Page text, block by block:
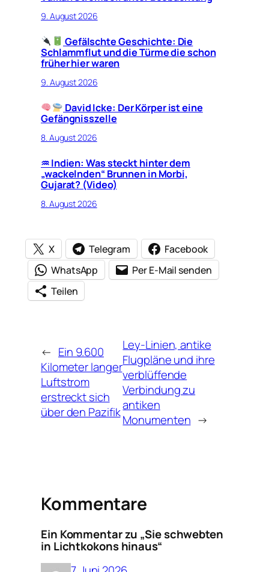
9. August 2026
Gefälschte Geschichte: Die
Schlammflut und die Türme die schon
früher hier waren
9. August 2026
David Icke: Der Körper ist eine
Gefängnisszelle
8. August 2026
♒︎ Indien: Was steckt hinter dem
„wackelnden“ Brunnen in Morbi,
Gujarat? (Video)
8. August 2026
X Telegram
Facebook
WhatsApp
Per E-Mail senden
Teilen
← Ein 9.600
Kilometer langer
Luftstrom
erstreckt sich
über den Pazifik
Ley-Linien, antike
Flugpläne und ihre
verblüffende
Verbindung zu
antiken
Monumenten →
Kommentare
Ein Kommentar zu „Sie schwebten
in Lichtkokons hinaus“